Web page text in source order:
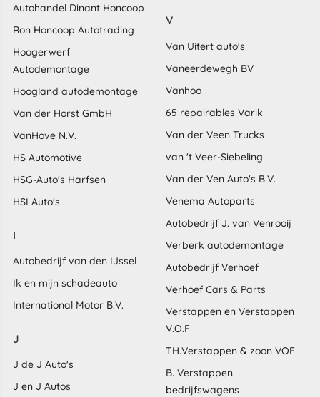
Autohandel Dinant Honcoop
Ron Honcoop Autotrading
Hoogerwerf
Autodemontage
Hoogland autodemontage
Van der Horst GmbH
VanHove N.V.
HS Automotive
HSG-Auto's Harfsen
HSI Auto's
I
Autobedrijf van den IJssel
Ik en mijn schadeauto
International Motor B.V.
J
J de J Auto's
J en J Autos
V
Van Uitert auto's
Vaneerdewegh BV
Vanhoo
65 repairables Varik
Van der Veen Trucks
van 't Veer-Siebeling
Van der Ven Auto's B.V.
Venema Autoparts
Autobedrijf J. van Venrooij
Verberk autodemontage
Autobedrijf Verhoef
Verhoef Cars & Parts
Verstappen en Verstappen
V.O.F
TH.Verstappen & zoon VOF
B. Verstappen
bedrijfswagens